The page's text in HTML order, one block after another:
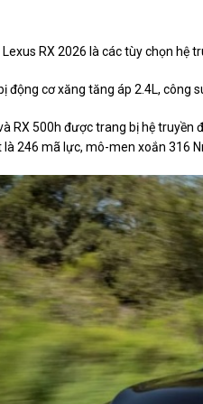
RX 2026 là các tùy chọn hệ
động cơ xăng tăng áp 2.4L, công
RX 500h được trang bị hệ
246 mã lực, mô-men xoắn 316